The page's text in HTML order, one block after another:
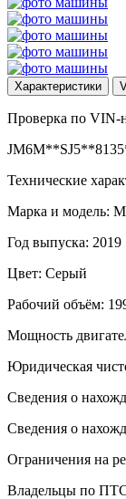
Характеристики
Проверка по VIN-
Технические
Марка и модель:
Год выпуска: 2019
Цвет: Серый
Рабочий объём:
Мощность
Юридическая
Сведения о
Сведения о
Ограничения на
Владельцы по